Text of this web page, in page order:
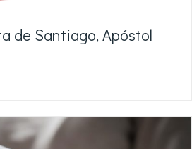
de Santiago, Apóstol